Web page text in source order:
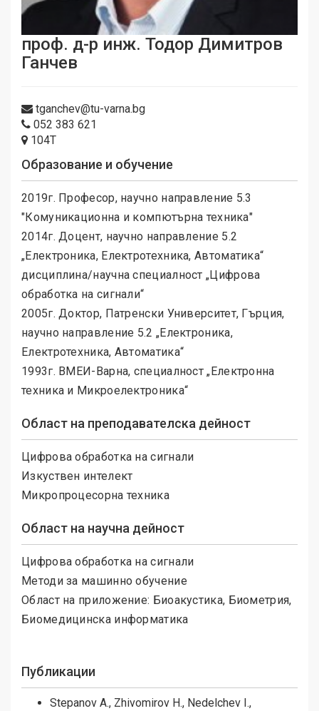
проф. д-р инж. Тодор Димитров
Ганчев
tganchev@tu-varna.bg
052 383 621
104T
Образование и обучение
2019г. Професор, научно направление 5.3
"Комуникационна и компютърна техника"
2014г. Доцент, научно направление 5.2
„Електроника, Електротехника, Автоматика“
дисциплина/научна специалност „Цифрова
обработка на сигнали“
2005г. Доктор, Патренски Университет, Гърция,
научно направление 5.2 „Електроника,
Електротехника, Автоматика“
1993г. ВМЕИ-Варна, специалност „Електронна
техника и Микроелектроника“
Област на преподавателска дейност
Цифрова обработка на сигнали
Изкуствен интелект
Микропроцесорна техника
Област на научна дейност
Цифрова обработка на сигнали
Методи за машинно обучение
Област на приложение: Биоакустика, Биометрия,
Биомедицинска информатика
Публикации
Stepanov A., Zhivomirov H., Nedelchev I.,